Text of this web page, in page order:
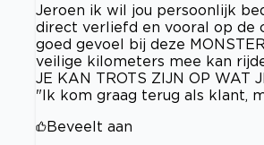
Jeroen ik wil jou persoonlijk
direct verliefd en vooral op de
goed gevoel bij deze
veilige kilometers mee kan
JE KAN TROTS ZIJN OP WAT
"Ik kom graag terug als klant,
Beveelt aan